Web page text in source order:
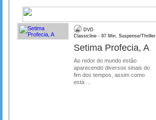
DVD
Classicline - 97 Min. Suspense/Thriller
Setima Profecia, A
Ao redor do mundo estão
aparecendo diversos sinais do
fim dos tempos, assim como
está ...